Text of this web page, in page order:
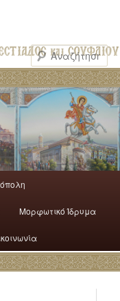
Μορφωτικό Ίδρυμα